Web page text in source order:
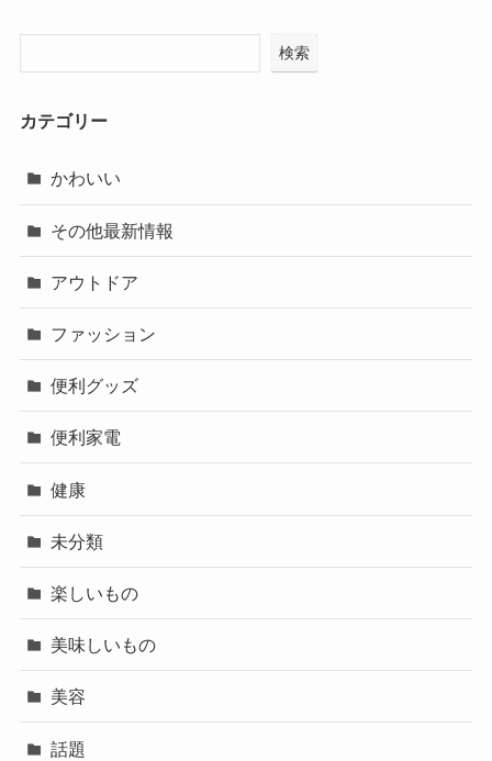
検索
カテゴリー
かわいい
その他最新情報
アウトドア
ファッション
便利グッズ
便利家電
健康
未分類
楽しいもの
美味しいもの
美容
話題